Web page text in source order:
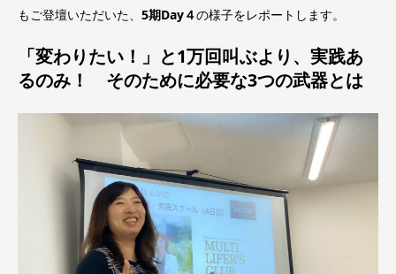
もご登壇いただいた、 5期Day４の様子をレポートします。
「変わりたい！」と1万回叫ぶより、実践あ
るのみ！ そのために必要な3つの武器とは